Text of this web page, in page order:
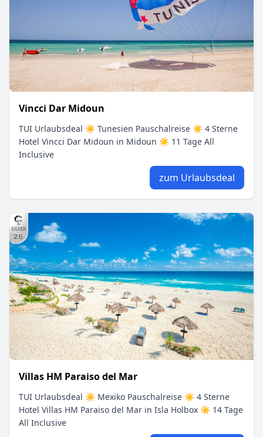
Vincci Dar Midoun
TUI Urlaubsdeal ☀ Tunesien Pauschalreise ☀ 4 Sterne
Hotel Vincci Dar Midoun in Midoun ☀ 11 Tage All
Inclusive
zum Urlaubsdeal
Villas HM Paraiso del Mar
TUI Urlaubsdeal ☀ Mexiko Pauschalreise ☀ 4 Sterne
Hotel Villas HM Paraiso del Mar in Isla Holbox ☀ 14 Tage
All Inclusive